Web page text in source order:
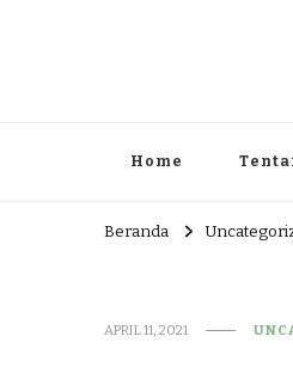
Home
Beranda
APRIL 11, 2021